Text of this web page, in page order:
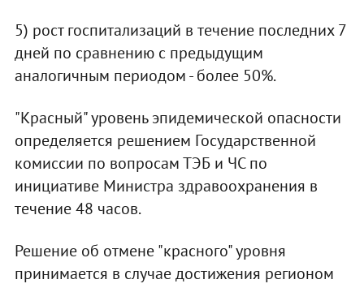
5) рост госпитализаций в течение последних 7
дней по сравнению с предыдущим
аналогичным периодом - более 50%.
"Красный" уровень эпидемической опасности
определяется решением Государственной
комиссии по вопросам ТЭБ и ЧС по
инициативе Министра здравоохранения в
течение 48 часов.
Решение об отмене "красного" уровня
принимается в случае достижения регионом